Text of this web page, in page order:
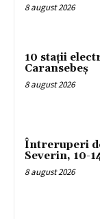
8 august 2026
10 stații
Caransebeș
8 august 2026
Întreruperi
Severin, 10-
8 august 2026